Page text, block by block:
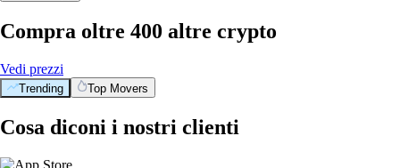
Compra oltre 400 altre crypto
Vedi prezzi
Trending Top Movers
Cosa diconi i nostri clienti